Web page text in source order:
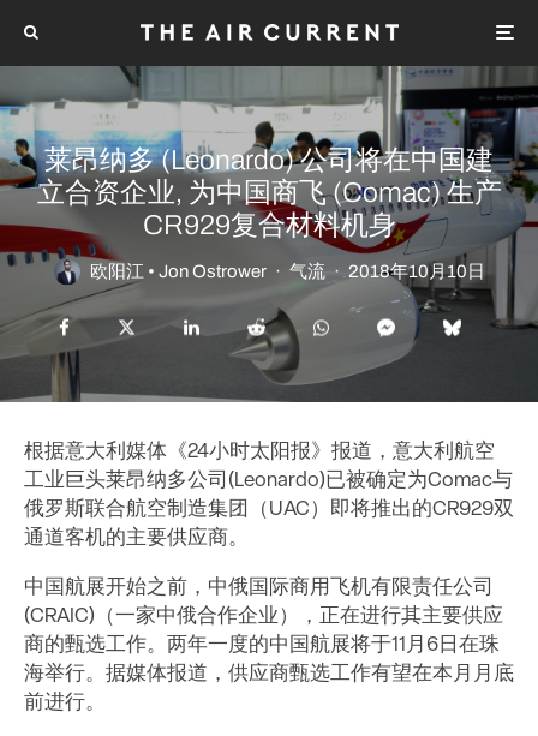
莱昂纳多 (Leonardo) 公司将在中国建
立合资企业, 为中国商飞 (Comac) 生产
CR929复合材料机身
欧阳江 • Jon Ostrower · 气流 · 2018年10月10日
根据意大利媒体《24小时太阳报》报道，意大利航空
工业巨头莱昂纳多公司(Leonardo)已被确定为Comac与
俄罗斯联合航空制造集团（UAC）即将推出的CR929双
通道客机的主要供应商。
中国航展开始之前，中俄国际商用飞机有限责任公司
(CRAIC)（一家中俄合作企业），正在进行其主要供应
商的甄选工作。两年一度的中国航展将于11月6日在珠
海举行。据媒体报道，供应商甄选工作有望在本月月底
前进行。